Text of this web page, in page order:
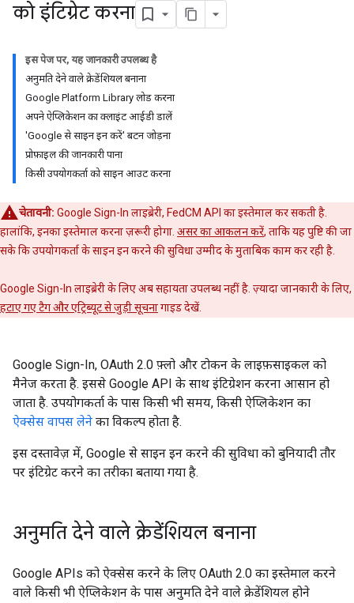
को इंटिग्रेट करना
इस पेज पर, यह जानकारी उपलब्ध है
अनुमति देने वाले क्रेडेंशियल बनाना
Google Platform Library लोड करना
अपने ऐप्लिकेशन का क्लाइंट आईडी डालें
'Google से साइन इन करें' बटन जोड़ना
प्रोफ़ाइल की जानकारी पाना
किसी उपयोगकर्ता को साइन आउट करना
चेतावनी: Google Sign-In लाइब्रेरी, FedCM API का इस्तेमाल कर सकती है.
हालांकि, इनका इस्तेमाल करना ज़रूरी होगा. असर का आकलन करें, ताकि यह पुष्टि की जा
सके कि उपयोगकर्ता के साइन इन करने की सुविधा उम्मीद के मुताबिक काम कर रही है.
Google Sign-In लाइब्रेरी के लिए अब सहायता उपलब्ध नहीं है. ज़्यादा जानकारी के लिए,
हटाए गए टैग और एट्रिब्यूट से जुड़ी सूचनागाइड देखें.
Google Sign-In, OAuth 2.0 फ़्लो और टोकन के लाइफ़साइकल को
मैनेज करता है. इससे Google API के साथ इंटिग्रेशन करना आसान हो
जाता है. उपयोगकर्ता के पास किसी भी समय, किसी ऐप्लिकेशन का
ऐक्सेस वापस लेने का विकल्प होता है.
इस दस्तावेज़ में, Google से साइन इन करने की सुविधा को बुनियादी तौर
पर इंटिग्रेट करने का तरीका बताया गया है.
अनुमति देने वाले क्रेडेंशियल बनाना
Google APIs को ऐक्सेस करने के लिए OAuth 2.0 का इस्तेमाल करने
वाले किसी भी ऐप्लिकेशन के पास अनुमति देने वाले क्रेडेंशियल होने